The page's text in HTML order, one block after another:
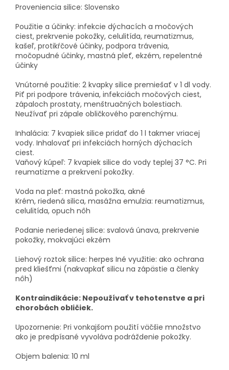
Proveniencia silice: Slovensko
Použitie a účinky: infekcie dýchacích a močových
ciest, prekrvenie pokožky, celulitída, reumatizmus,
kašeľ, protikŕčové účinky, podpora trávenia,
močopudné účinky, mastná pleť, ekzém, repelentné
účinky
Vnútorné použitie: 2 kvapky silice premiešať v 1 dl vody.
Piť pri podpore trávenia, infekciách močových ciest,
zápaloch prostaty, menštruačných bolestiach.
Neužívať pri zápale obličkového parenchýmu.
Inhalácia: 7 kvapiek silice pridať do 1 l takmer vriacej
vody. Inhalovať pri infekciách horných dýchacích
ciest.
Vaňový kúpeľ: 7 kvapiek silice do vody teplej 37 °C. Pri
reumatizme a prekrvení pokožky.
Voda na pleť: mastná pokožka, akné
Krém, riedená silica, masážna emulzia: reumatizmus,
celulitída, opuch nôh
Podanie neriedenej silice: svalová únava, prekrvenie
pokožky, mokvajúci ekzém
Liehový roztok silice: herpes Iné využitie: ako ochrana
pred kliešťmi (nakvapkať silicu na zápästie a členky
nôh)
Kontraindikácie: Nepoužívať v tehotenstve a pri
chorobách obličiek.
Upozornenie: Pri vonkajšom použití väčšie množstvo
ako je predpísané vyvoláva podráždenie pokožky.
Objem balenia: 10 ml